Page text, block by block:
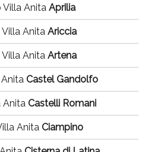
Villa AnitaAprilia
Villa AnitaAriccia
Villa AnitaArtena
AnitaCastel Gandolfo
AnitaCastelli Romani
Anita Ciampino